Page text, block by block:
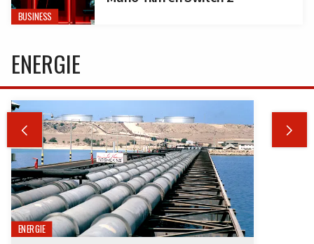
BUSINESS
ENERGIE
 
ENERGIE